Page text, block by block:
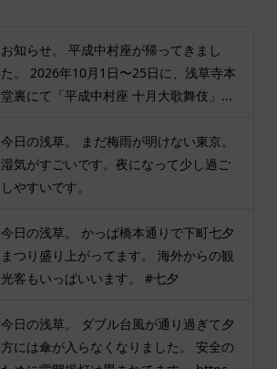
お知らせ。 平成中村座が帰ってきまし
た。 2026年10月1日〜25日に、浅草寺本
堂裏にて「平成中村座 十月大歌舞伎」...
今日の浅草。 まだ梅雨が明けない東京。
湿気がすごいです。夜になって少し過ご
しやすいです。
今日の浅草。 かっぱ橋本通りで下町七夕
まつり盛り上がってます。 海外からの観
光客もいっぱいいます。 #七夕
今日の浅草。 ダブル台風が通り過ぎて夕
方には傘が入らなくなりました。 安全の